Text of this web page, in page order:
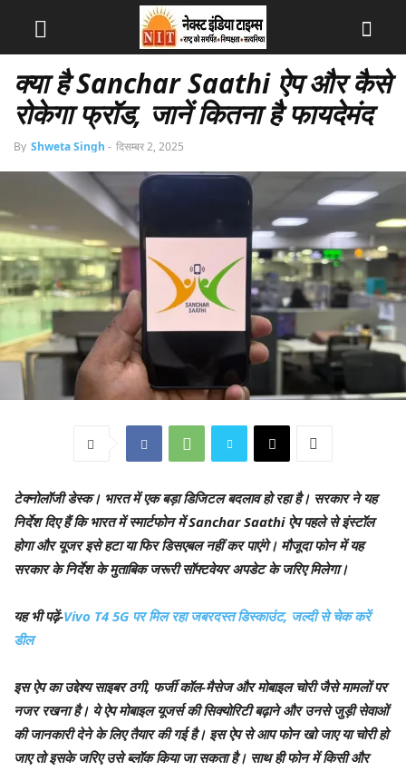
क्या है Sanchar Saathi ऐप और कैसे
रोकेगा फ्रॉड, जानें कितना है फायदेमंद
By Shweta Singh - दिसम्बर 2, 2025
टेक्नोलॉजी डेस्क। भारत में एक बड़ा डिजिटल बदलाव हो रहा है। सरकार ने यह
निर्देश दिए हैं कि भारत में स्मार्टफोन में Sanchar Saathi ऐप पहले से इंस्टॉल
होगा और यूजर इसे हटा या फिर डिसएबल नहीं कर पाएंगे। मौजूदा फोन में यह
सरकार के निर्देश के मुताबिक जरूरी सॉफ्टवेयर अपडेट के जरिए मिलेगा।
यह भी पढ़ें-Vivo T4 5G पर मिल रहा जबरदस्त डिस्काउंट, जल्दी से चेक करें
डील
इस ऐप का उद्देश्य साइबर ठगी, फर्जी कॉल-मैसेज और मोबाइल चोरी जैसे मामलों पर
नजर रखना है। ये ऐप मोबाइल यूजर्स की सिक्योरिटी बढ़ाने और उनसे जुड़ी सेवाओं
की जानकारी देने के लिए तैयार की गई है। इस ऐप से आप फोन खो जाए या चोरी हो
जाए तो इसके जरिए उसे ब्लॉक किया जा सकता है। साथ ही फोन में किसी और